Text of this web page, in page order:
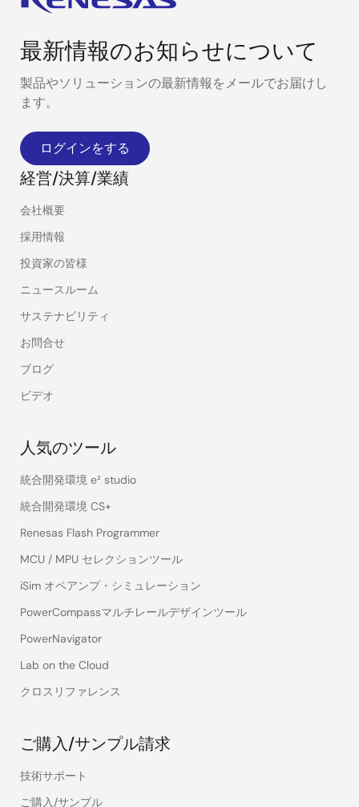
最新情報のお知らせについて
製品やソリューションの最新情報をメールでお届けし
ます。
ログインをする
経営/決算/業績
会社概要
採用情報
投資家の皆様
ニュースルーム
サステナビリティ
お問合せ
ブログ
ビデオ
人気のツール
統合開発環境 e² studio
統合開発環境 CS+
Renesas Flash Programmer
MCU / MPU セレクションツール
iSim オペアンプ・シミュレーション
PowerCompassマルチレールデザインツール
PowerNavigator
Lab on the Cloud
クロスリファレンス
ご購入/サンプル請求
技術サポート
ご購入/サンプル